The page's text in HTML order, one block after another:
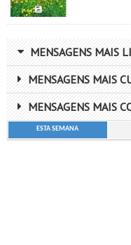
MENSAGENS MAIS
MENSAGENS MAIS
MENSAGENS MAIS
ESTA SEMANA